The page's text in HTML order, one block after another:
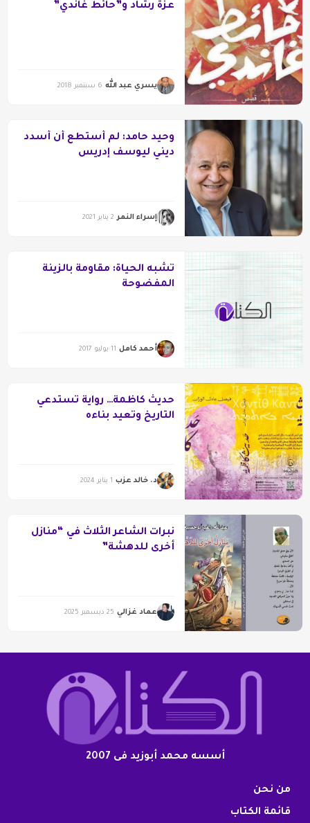
عزة رشاد و”حائط غاندي”
يسري عبد الله 6 سبتمبر 2018
وحيد حامد: لم أستطع أن أسدد
ديني ليوسف إدريس
إسراء النمر 2 يناير 2021
تشبه الحياة: مقاومة بالزينة
المفضوحة
أحمد كامل 11 يوليو 2017
حديث كاظمة… رواية تستدعي
التاريخ وتعيد بناءه
د. خالد عزب 1 يناير 2024
نبرات الشاعر الثلاث في “منازل
أخرى للدهشة”
عماد غزالي 25 ديسمبر 2025
أسسه محمد أبوزيد فى 2007
من نحن
قائمة الكتاب